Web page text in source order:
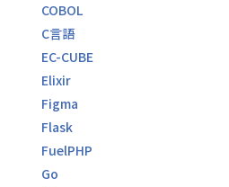
COBOL
C言語
EC-CUBE
Elixir
Figma
Flask
FuelPHP
Go